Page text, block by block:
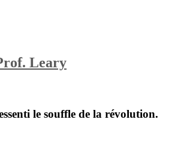
Leary
le souffle de la révolution.